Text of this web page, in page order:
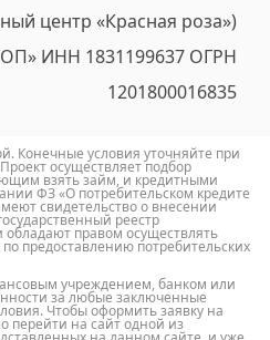
центр «Красная роза»)
ИНН 1831199637 ОГРН
1201800016835
Конечные условия уточняйте при
осуществляет подбор
взять займ, и кредитными
ФЗ «О потребительском кредите
свидетельство о внесении
реестр
правом осуществлять
предоставлению потребительских
учреждением, банком или
за любые заключенные
Чтобы оформить заявку на
перейти на сайт одной из